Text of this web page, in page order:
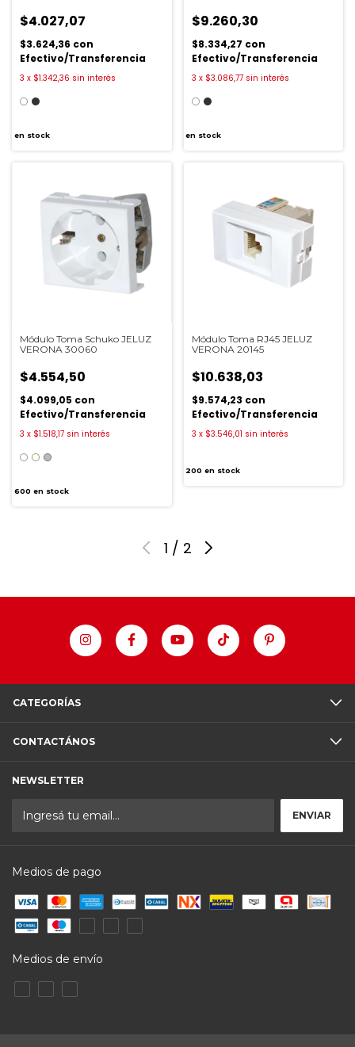
$4.027,07
$3.624,36 con
Efectivo/Transferencia
3 x $1.342,36 sin interés
en stock
$9.260,30
$8.334,27 con
Efectivo/Transferencia
3 x $3.086,77 sin interés
en stock
Módulo Toma Schuko JELUZ
VERONA 30060
$4.554,50
$4.099,05 con
Efectivo/Transferencia
3 x $1.518,17 sin interés
600 en stock
Módulo Toma RJ45 JELUZ
VERONA 20145
$10.638,03
$9.574,23 con
Efectivo/Transferencia
3 x $3.546,01 sin interés
200 en stock
1 / 2
CATEGORÍAS
CONTACTÁNOS
NEWSLETTER
Medios de pago
Medios de envío